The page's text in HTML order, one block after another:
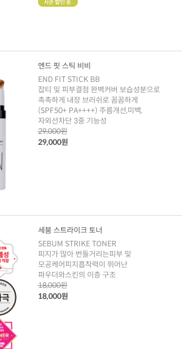
엔드 핏 스틱 비비
END FIT STICK BB
잡티 및 피부결점 완벽커버 보습성분으로
촉촉하게 내장 브러쉬로 꼼꼼하게
(SPF50+ PA++++) 주름개선,미백,
자외선차단 3중 기능성
29,000원
29,000원
세붐 스트라이크 토너
SEBUM STRIKE TONER
피지가 많아 번들거리는피부 및
모공케어피지흡착력이 뛰어난
파우더와스킨의 이층 구조
18,000원
18,000원